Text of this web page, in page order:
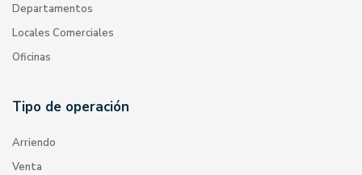
Departamentos
Locales Comerciales
Oficinas
Tipo de operación
Arriendo
Venta